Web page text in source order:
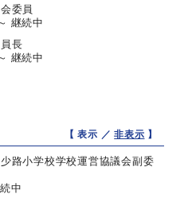
委員
継続中
長
継続中
【 表示 ／非表示 】
路小学校学校運営協議会副委
中